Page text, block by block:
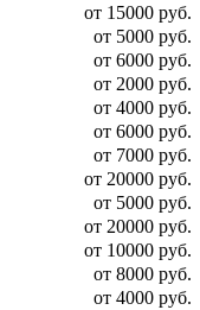
от 15000 руб.
от 5000 руб.
от 6000 руб.
от 2000 руб.
от 4000 руб.
от 6000 руб.
от 7000 руб.
от 20000 руб.
от 5000 руб.
от 20000 руб.
от 10000 руб.
от 8000 руб.
от 4000 руб.